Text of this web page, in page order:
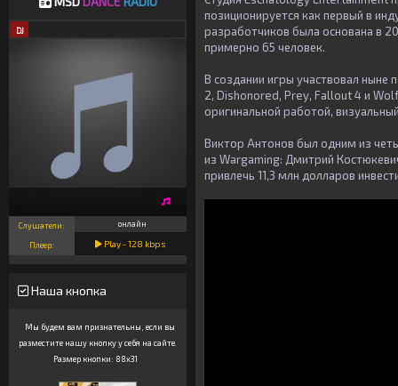
DJ
Слушатели: онлайн
Плеер: Play -128 kbps
Наша кнопка
Мы будем вам признательны, если вы
разместите нашу кнопку у себя на сайте.
Размер кнопки: 88x31
позиционируется как первый в
разработчиков была основана в
примерно 65 человек.
В создании игры участвовал
2, Dishonored, Prey, Fallout 4 и
оригинальной работой,
Виктор Антонов был одним из
из Wargaming: Дмитрий
привлечь 11,3 млн долларов